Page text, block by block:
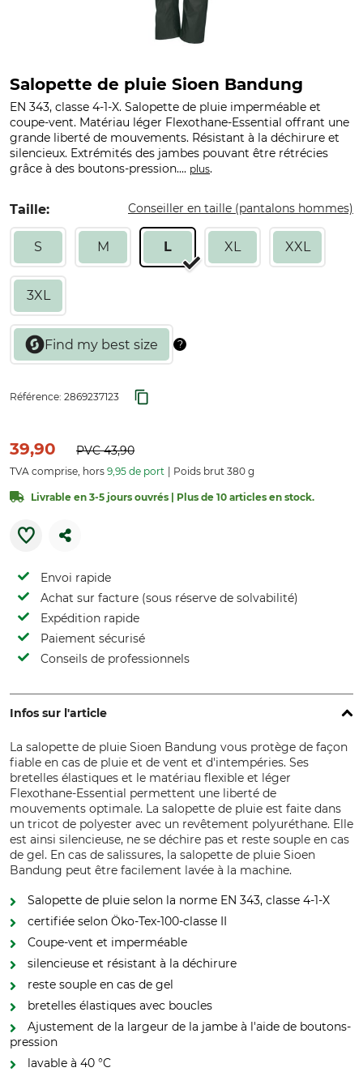
Salopette de pluie Sioen Bandung
EN 343, classe 4-1-X. Salopette de pluie imperméable et
coupe-vent. Matériau léger Flexothane-Essential offrant une
grande liberté de mouvements. Résistant à la déchirure et
silencieux. Extrémités des jambes pouvant être rétrécies
grâce à des boutons-pression.... plus.
Taille: Conseiller en taille (pantalons hommes)
S M L XL XXL
3XL
Référence: 2869237123
39,90 PVC43,90
TVA comprise, hors 9,95 de port Poids brut 380 g
Livrable en 3-5 jours ouvrés | Plus de 10 articles en stock.
Envoi rapide
Achat sur facture (sous réserve de solvabilité)
Expédition rapide
Paiement sécurisé
Conseils de professionnels
Infos sur l'article
La salopette de pluie Sioen Bandung vous protège de façon
fiable en cas de pluie et de vent et d'intempéries. Ses
bretelles élastiques et le matériau flexible et léger
Flexothane-Essential permettent une liberté de
mouvements optimale. La salopette de pluie est faite dans
un tricot de polyester avec un revêtement polyuréthane. Elle
est ainsi silencieuse, ne se déchire pas et reste souple en cas
de gel. En cas de salissures, la salopette de pluie Sioen
Bandung peut être facilement lavée à la machine.
Salopette de pluie selon la norme EN 343, classe 4-1-X
certifiée selon Öko-Tex-100-classe II
Coupe-vent et imperméable
silencieuse et résistant à la déchirure
reste souple en cas de gel
bretelles élastiques avec boucles
Ajustement de la largeur de la jambe à l'aide de boutons-
pression
lavable à 40 °C